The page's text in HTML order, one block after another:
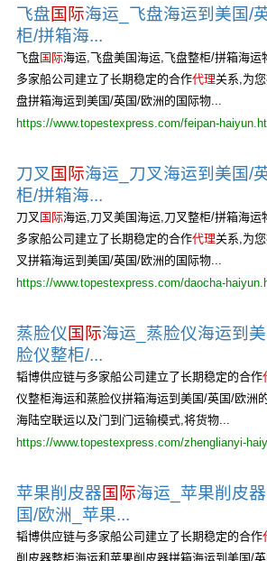
飞盘国际海运_飞盘海运到美国/
柜/拼箱海...
飞盘国际海运,飞盘美国海运,飞盘整柜/拼箱海运
多家船公司建立了长期稳定的合作代理关系,为
盘拼箱海运到美国/英国/欧洲的国际物...
https://www.topestexpress.com/feipan-
刀叉 国际海运_刀叉海运到美国/
柜/拼箱海...
刀叉 国际海运,刀叉美国海运,刀叉整柜/拼箱海运
多家船公司建立了长期稳定的合作代理关系,为
叉拼箱海运到美国/英国/欧洲的国际物...
https://www.topestexpress.com/daocha-
蒸脸仪 国际海运_蒸脸仪海运到
脸仪整柜/...
韬博供应链与多家船公司建立了长期稳定的合作
仪整柜海运和蒸脸仪拼箱海运到美国/英国/欧洲
海陆空联运以及门到门运输模式,将货物...
https://www.topestexpress.com/zhenglianyi-
苹果削皮器国际海运_苹果削皮
国/欧洲_苹果...
韬博供应链与多家船公司建立了长期稳定的合作
削皮器整柜海运和苹果削皮器拼箱海运到美国/